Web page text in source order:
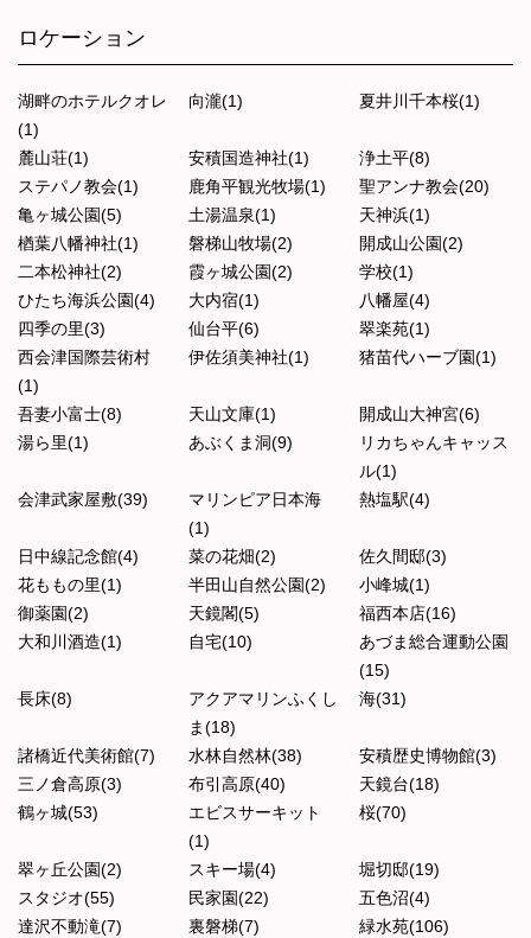
ロケーション
湖畔のホテルクオレ
(1)
向瀧(1) 夏井川千本桜(1)
麓山荘(1) 安積国造神社(1)
浄土平(8)
ステパノ教会(1)
鹿角平観光牧場(1)
聖アンナ教会(20)
亀ヶ城公園(5)
土湯温泉(1)
天神浜(1)
楢葉八幡神社(1)
磐梯山牧場(2)
開成山公園(2)
二本松神社(2)
霞ヶ城公園(2)
学校(1)
ひたち海浜公園(4)
大内宿(1)
八幡屋(4)
四季の里(3)
仙台平(6)
翠楽苑(1)
西会津国際芸術村
(1)
伊佐須美神社(1) 猪苗代ハーブ園(1)
吾妻小富士(8) 天山文庫(1)
開成山大神宮(6)
湯ら里(1)
あぶくま洞(9)
リカちゃんキャッス
ル(1)
会津武家屋敷(39)
マリンピア日本海
(1)
熱塩駅(4)
日中線記念館(4) 菜の花畑(2)
佐久間邸(3)
花ももの里(1)
半田山自然公園(2)
小峰城(1)
御薬園(2)
天鏡閣(5)
福西本店(16)
大和川酒造(1)
自宅(10)
あづま総合運動公園
(15)
長床(8)
アクアマリンふくし
ま(18)
海(31)
諸橋近代美術館(7) 水林自然林(38)
安積歴史博物館(3)
三ノ倉高原(3)
布引高原(40)
天鏡台(18)
鶴ヶ城(53)
エビスサーキット
(1)
桜(70)
翠ヶ丘公園(2) スキー場(4)
堀切邸(19)
スタジオ(55)
民家園(22)
五色沼(4)
達沢不動滝(7)
裏磐梯(7)
緑水苑(106)